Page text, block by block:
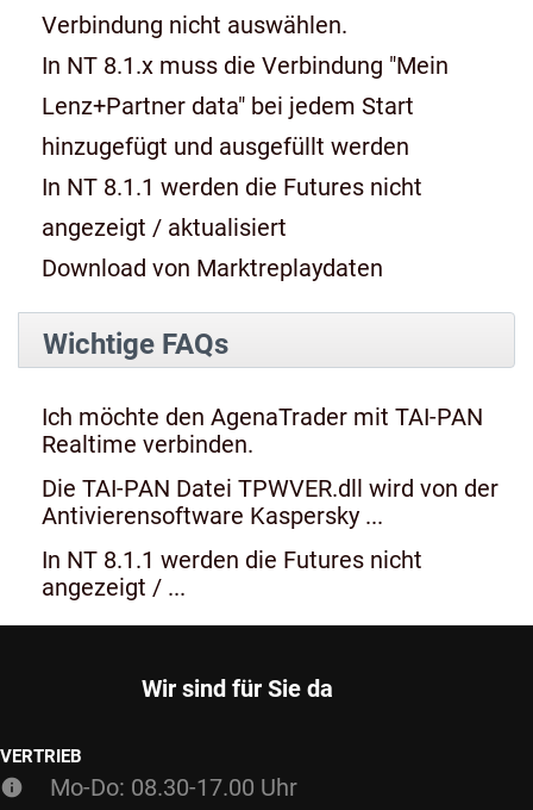
Verbindung nicht auswählen.
In NT 8.1.x muss die Verbindung "Mein
Lenz+Partner data" bei jedem Start
hinzugefügt und ausgefüllt werden
In NT 8.1.1 werden die Futures nicht
angezeigt / aktualisiert
Download von Marktreplaydaten
Wichtige FAQs
Ich möchte den AgenaTrader mit TAI-PAN
Realtime verbinden.
Die TAI-PAN Datei TPWVER.dll wird von der
Antivierensoftware Kaspersky ...
In NT 8.1.1 werden die Futures nicht
angezeigt / ...
Wir sind für Sie da
VERTRIEB
Mo-Do: 08.30-17.00 Uhr